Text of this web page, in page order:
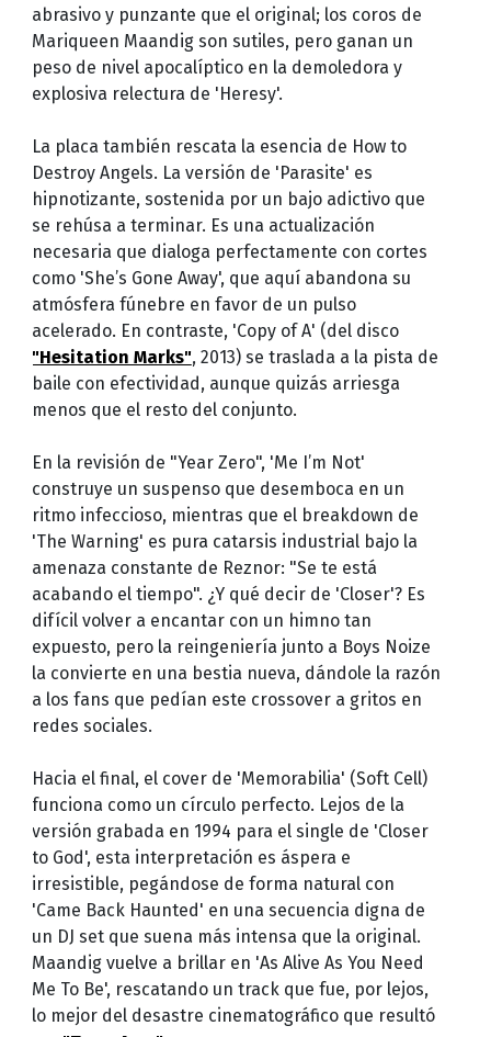
abrasivo y punzante que el original; los coros de
Mariqueen Maandig son sutiles, pero ganan un
peso de nivel apocalíptico en la demoledora y
explosiva relectura de 'Heresy'.
La placa también rescata la esencia de How to
Destroy Angels. La versión de 'Parasite' es
hipnotizante, sostenida por un bajo adictivo que
se rehúsa a terminar. Es una actualización
necesaria que dialoga perfectamente con cortes
como 'She’s Gone Away', que aquí abandona su
atmósfera fúnebre en favor de un pulso
acelerado. En contraste, 'Copy of A' (del disco
"Hesitation Marks", 2013) se traslada a la pista de
baile con efectividad, aunque quizás arriesga
menos que el resto del conjunto.
En la revisión de "Year Zero", 'Me I’m Not'
construye un suspenso que desemboca en un
ritmo infeccioso, mientras que el breakdown de
'The Warning' es pura catarsis industrial bajo la
amenaza constante de Reznor: "Se te está
acabando el tiempo". ¿Y qué decir de 'Closer'? Es
difícil volver a encantar con un himno tan
expuesto, pero la reingeniería junto a Boys Noize
la convierte en una bestia nueva, dándole la razón
a los fans que pedían este crossover a gritos en
redes sociales.
Hacia el final, el cover de 'Memorabilia' (Soft Cell)
funciona como un círculo perfecto. Lejos de la
versión grabada en 1994 para el single de 'Closer
to God', esta interpretación es áspera e
irresistible, pegándose de forma natural con
'Came Back Haunted' en una secuencia digna de
un DJ set que suena más intensa que la original.
Maandig vuelve a brillar en 'As Alive As You Need
Me To Be', rescatando un track que fue, por lejos,
lo mejor del desastre cinematográfico que resultó